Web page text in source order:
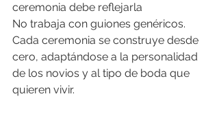
ceremonia debe reflejarla
No trabaja con guiones genéricos.
Cada ceremonia se construye desde
cero, adaptándose a la personalidad
de los novios y al tipo de boda que
quieren vivir.